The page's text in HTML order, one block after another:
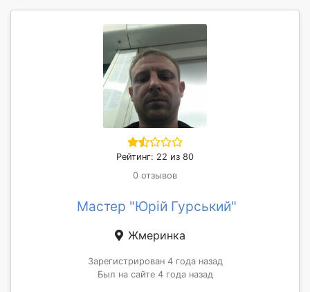
Рейтинг: 22 из 80
0 отзывов
Мастер "Юрій Гурський"
Жмеринка
Зарегистрирован 4 года назад
Был на сайте 4 года назад